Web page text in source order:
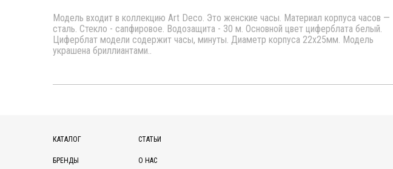
Модель входит в коллекцию Art Deco. Это женские часы. Материал корпуса часов —
сталь. Стекло - сапфировое. Водозащита - 30 м. Основной цвет циферблата белый.
Циферблат модели содержит часы, минуты. Диаметр корпуса 22х25мм. Модель
украшена бриллиантами..
КАТАЛОГ
БРЕНДЫ
СТАТЬИ
О НАС